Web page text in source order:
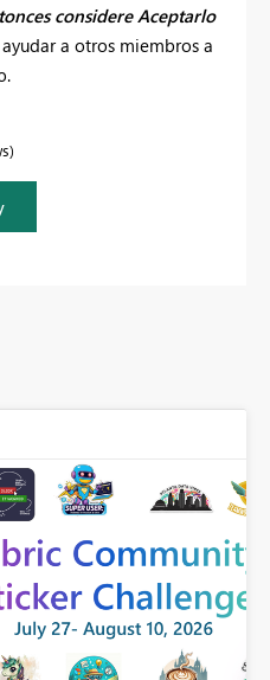
considere Aceptarlo
a otros miembros a